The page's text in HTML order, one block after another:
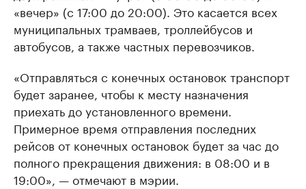
«вечер» (с 17:00 до 20:00). Это касается всех
муниципальных трамваев, троллейбусов и
автобусов, а также частных перевозчиков.
«Отправляться с конечных остановок транспорт
будет заранее, чтобы к месту назначения
приехать до установленного времени.
Примерное время отправления последних
рейсов от конечных остановок будет за час до
полного прекращения движения: в 08:00 и в
19:00», — отмечают в мэрии.